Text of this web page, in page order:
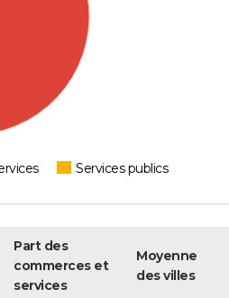
Services publics
Part des
commerces et
services
Moyenne
des villes